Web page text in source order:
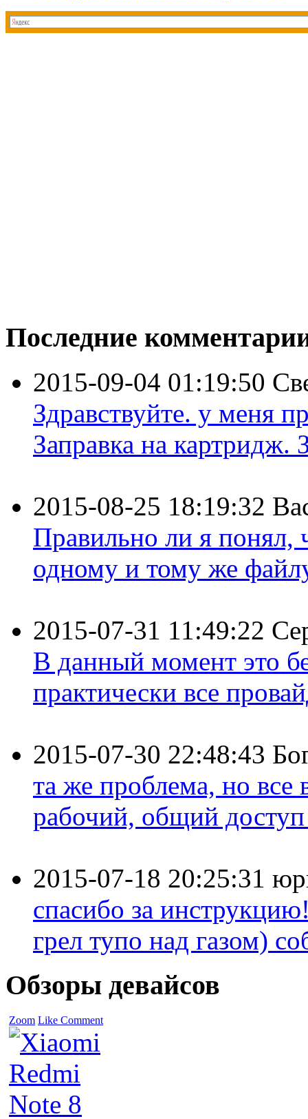
Последние
2015-09-04 01:19:50
Здравствуйте. у меня
Заправка на картридж.
2015-08-25 18:19:32
Правильно ли я понял,
одному и тому же
2015-07-31 11:49:22
В данный момент это
практически все
2015-07-30 22:48:43
та же проблема, но все
рабочий, общий доступ
2015-07-18 20:25:31
спасибо за
грел тупо над газом)
Обзоры девайсов
Zoom Like Comment